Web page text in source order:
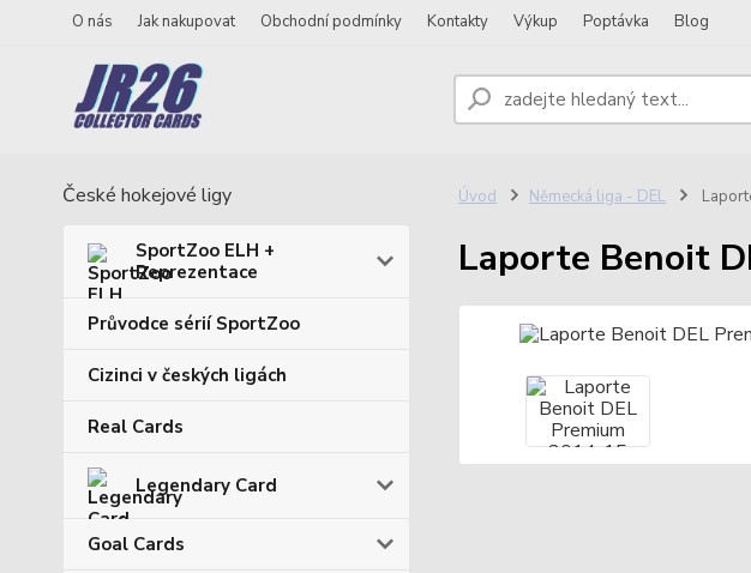
O nás Jak nakupovat Obchodní podmínky Kontakty Výkup Poptávka Blog
České hokejové ligy
SportZoo ELH +
Reprezentace
Průvodce sérií SportZoo
Cizinci v českých ligách
Real Cards
Legendary Card
Goal Cards
Úvod Německá liga - DEL
Laporte Benoit